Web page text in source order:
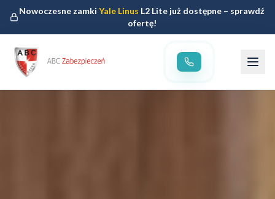
Nowoczesne zamkiYale Linus L2 Lite już dostępne – sprawdź
ofertę!